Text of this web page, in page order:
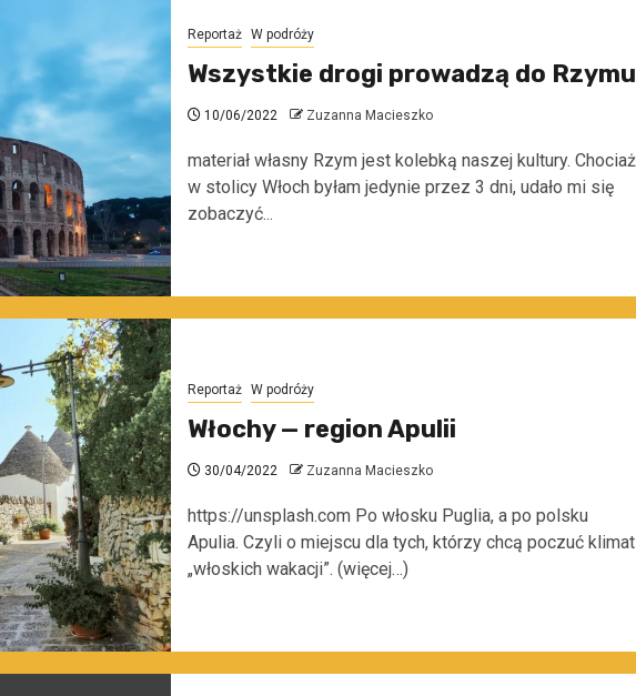
Reportaż W podróży
Wszystkie drogi prowadzą do Rzymu
10/06/2022 Zuzanna Macieszko
materiał własny Rzym jest kolebką naszej kultury. Chociaż
w stolicy Włoch byłam jedynie przez 3 dni, udało mi się
zobaczyć...
Reportaż W podróży
Włochy — region Apulii
30/04/2022 Zuzanna Macieszko
https://unsplash.com Po włosku Puglia, a po polsku
Apulia. Czyli o miejscu dla tych, którzy chcą poczuć klimat
„włoskich wakacji”. (więcej…)